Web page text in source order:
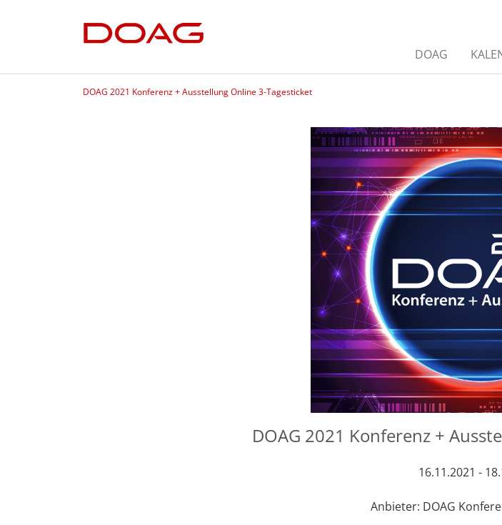
DOAG
DOAG 2021 Konferenz + Ausstellung Online 3-Tagesticket
DOAG 2021 Konferenz +
16.11.2021 -
Anbieter: DOAG